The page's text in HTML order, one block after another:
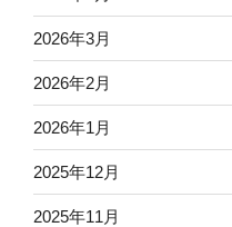
2026年3月
2026年2月
2026年1月
2025年12月
2025年11月